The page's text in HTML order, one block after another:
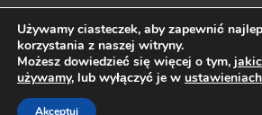
Copyright © 2026naziemna.info -
Używamy ciasteczek, aby zapewnić
korzystania z naszej witryny.
Możesz dowiedzieć się więcej o tym,
używamy, lub wyłączyć je w ustawieniach
Akceptuj